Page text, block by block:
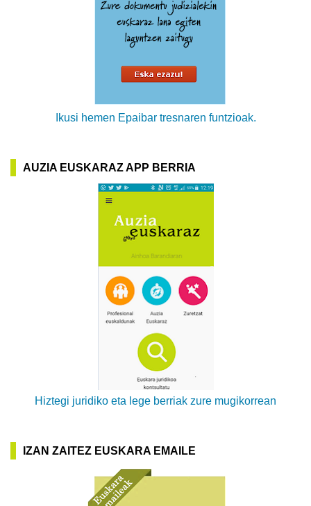
Ikusi hemen Epaibar tresnaren funtzioak.
AUZIA EUSKARAZ APP BERRIA
Hiztegi juridiko eta lege berriak zure mugikorrean
IZAN ZAITEZ EUSKARA EMAILE